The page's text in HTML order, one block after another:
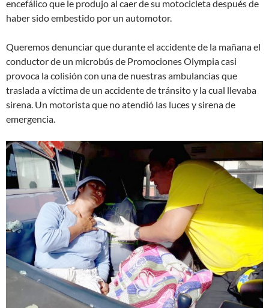
encefálico que le produjo al caer de su motocicleta después de
haber sido embestido por un automotor.
Queremos denunciar que durante el accidente de la mañana el
conductor de un microbús de Promociones Olympia casi
provoca la colisión con una de nuestras ambulancias que
traslada a víctima de un accidente de tránsito y la cual llevaba
sirena. Un motorista que no atendió las luces y sirena de
emergencia.